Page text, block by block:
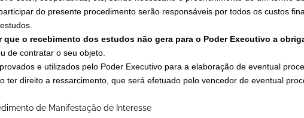
do presente procedimento serão responsáveis por todos os custos
que o recebimento dos estudos não gera para o Poder Executivo a
de contratar o seu objeto.
e utilizados pelo Poder Executivo para a elaboração de eventual
ter direito a ressarcimento, que será efetuado pelo vencedor de eventual
de Manifestação de Interesse